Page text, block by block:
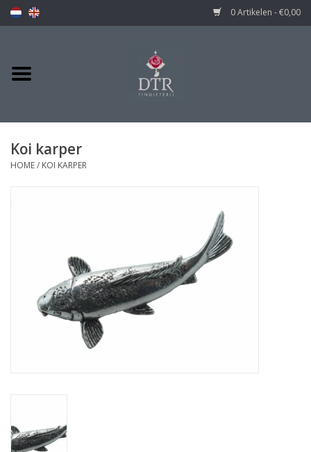
0 Artikelen - €0,00
Koi karper
HOME/ KOI KARPER